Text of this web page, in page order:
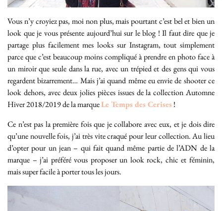
Vous n’y croyiez pas, moi non plus, mais pourtant c’est bel et bien un
look que je vous présente aujourd’hui sur le blog ! Il faut dire que je
partage plus facilement mes looks sur Instagram, tout simplement
parce que c’est beaucoup moins compliqué à prendre en photo face à
un miroir que seule dans la rue, avec un trépied et des gens qui vous
regardent bizarrement… Mais j’ai quand même eu envie de shooter ce
look dehors, avec deux jolies pièces issues de la collection Automne
Hiver 2018/2019 de la marqueLe Temps des Cerises!
Ce n’est pas la première fois que je collabore avec eux, et je dois dire
qu’une nouvelle fois, j’ai très vite craqué pour leur collection. Au lieu
d’opter pour un jean – qui fait quand même partie de l’ADN de la
marque – j’ai préféré vous proposer un look rock, chic et féminin,
mais super facile à porter tous les jours.